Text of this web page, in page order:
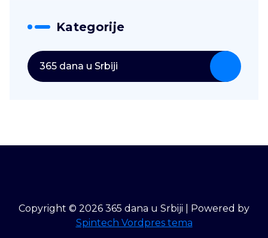
Kategorije
365 dana u Srbiji
Copyright © 2026 365 dana u Srbiji | Powered by
Spintech Vordpres tema